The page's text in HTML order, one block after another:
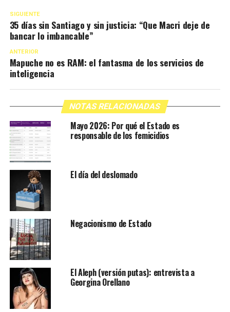
SIGUIENTE
35 días sin Santiago y sin justicia: “Que Macri deje de
bancar lo imbancable”
ANTERIOR
Mapuche no es RAM: el fantasma de los servicios de
inteligencia
NOTAS RELACIONADAS
Mayo 2026: Por qué el Estado es
responsable de los femicidios
El día del deslomado
Negacionismo de Estado
El Aleph (versión putas): entrevista a
Georgina Orellano